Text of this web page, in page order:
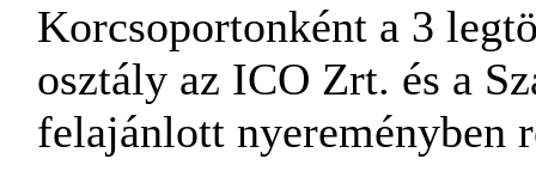
Korcsoportonként a 3
osztály az ICO Zrt. és a
felajánlott nyereményben